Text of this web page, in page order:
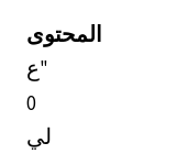
المحتوى
ع"
0
لي